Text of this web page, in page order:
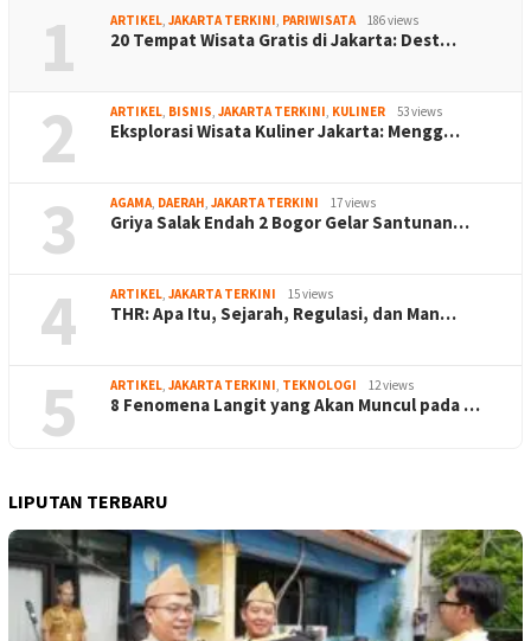
1 ARTIKEL, JAKARTA TERKINI, PARIWISATA 186 views
20 Tempat Wisata Gratis di Jakarta: Dest…
2 ARTIKEL, BISNIS, JAKARTA TERKINI, KULINER 53 views
Eksplorasi Wisata Kuliner Jakarta: Mengg…
3 AGAMA, DAERAH, JAKARTA TERKINI 17 views
Griya Salak Endah 2 Bogor Gelar Santunan…
4 ARTIKEL, JAKARTA TERKINI 15 views
THR: Apa Itu, Sejarah, Regulasi, dan Man…
5 ARTIKEL, JAKARTA TERKINI, TEKNOLOGI 12 views
8 Fenomena Langit yang Akan Muncul pada …
LIPUTAN TERBARU